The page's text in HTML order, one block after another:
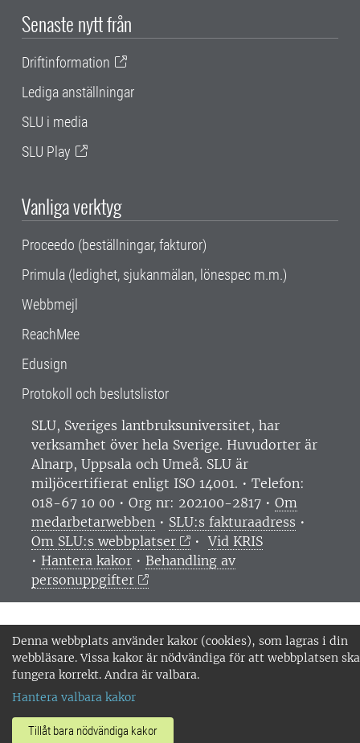
Denna webbplats använder kakor (cookies), som lagras i din
webbläsare. Vissa kakor är nödvändiga för att webbplatsen ska
fungera korrekt. Andra är valbara.
Hantera valbara kakor
Tillåt bara nödvändiga kakor
Senaste nytt från
Driftinformation
Lediga anställningar
SLU i media
SLU Play
Vanliga verktyg
Proceedo (beställningar, fakturor)
Primula (ledighet, sjukanmälan, lönespec m.m.)
Webbmejl
ReachMee
Edusign
Protokoll och beslutslistor
SLU, Sveriges lantbruksuniversitet, har
verksamhet över hela Sverige. Huvudorter är
Alnarp, Uppsala och Umeå. SLU är
miljöcertifierat enligt ISO 14001. • Telefon:
018-67 10 00 • Org nr: 202100-2817 • Om
medarbetarwebben • SLU:s fakturaadress •
Om SLU:s webbplatser
•Vid KRIS
• Hantera kakor • Behandling av
personuppgifter